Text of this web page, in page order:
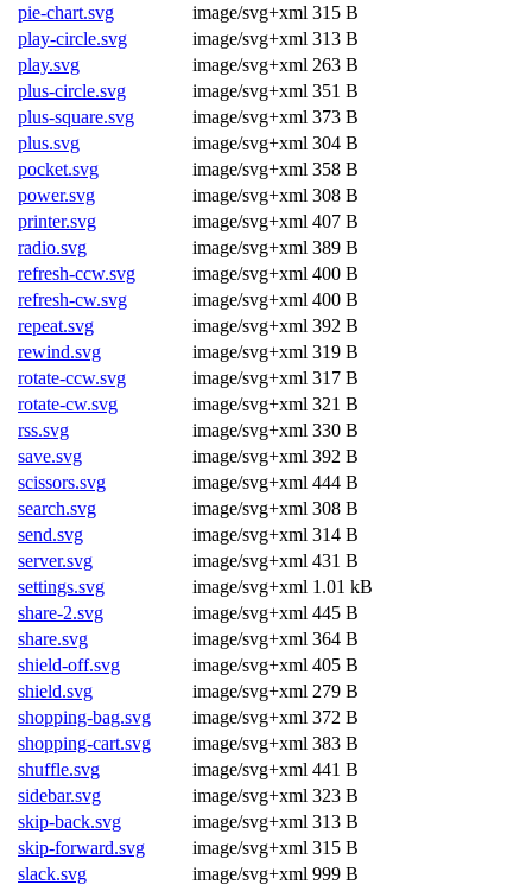
pie-chart.svg
image/svg+xml 315 B
play-circle.svg
image/svg+xml 313 B
play.svg
image/svg+xml 263 B
plus-circle.svg
image/svg+xml 351 B
plus-square.svg
image/svg+xml 373 B
plus.svg
image/svg+xml 304 B
pocket.svg
image/svg+xml 358 B
power.svg
image/svg+xml 308 B
printer.svg
image/svg+xml 407 B
radio.svg
image/svg+xml 389 B
refresh-ccw.svg
image/svg+xml 400 B
refresh-cw.svg
image/svg+xml 400 B
repeat.svg
image/svg+xml 392 B
rewind.svg
image/svg+xml 319 B
rotate-ccw.svg
image/svg+xml 317 B
rotate-cw.svg
image/svg+xml 321 B
rss.svg
image/svg+xml 330 B
save.svg
image/svg+xml 392 B
scissors.svg
image/svg+xml 444 B
search.svg
image/svg+xml 308 B
send.svg
image/svg+xml 314 B
server.svg
image/svg+xml 431 B
settings.svg
image/svg+xml 1.01 kB
share-2.svg
image/svg+xml 445 B
share.svg
image/svg+xml 364 B
shield-off.svg
image/svg+xml 405 B
shield.svg
image/svg+xml 279 B
shopping-bag.svg
image/svg+xml 372 B
shopping-cart.svg
image/svg+xml 383 B
shuffle.svg
image/svg+xml 441 B
sidebar.svg
image/svg+xml 323 B
skip-back.svg
image/svg+xml 313 B
skip-forward.svg
image/svg+xml 315 B
slack.svg
image/svg+xml 999 B